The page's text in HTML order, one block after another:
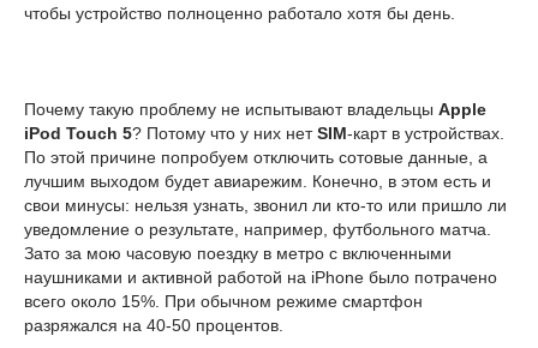
чтобы устройство полноценно работало хотя бы день.
Почему такую проблему не испытывают владельцы Apple
iPod Touch 5? Потому что у них нетSIM-карт в устройствах.
По этой причине попробуем отключить сотовые данные, а
лучшим выходом будет авиарежим. Конечно, в этом есть и
свои минусы: нельзя узнать, звонил ли кто-то или пришло ли
уведомление о результате, например, футбольного матча.
Зато за мою часовую поездку в метро с включенными
наушниками и активной работой на iPhone было потрачено
всего около 15%. При обычном режиме смартфон
разряжался на 40-50 процентов.